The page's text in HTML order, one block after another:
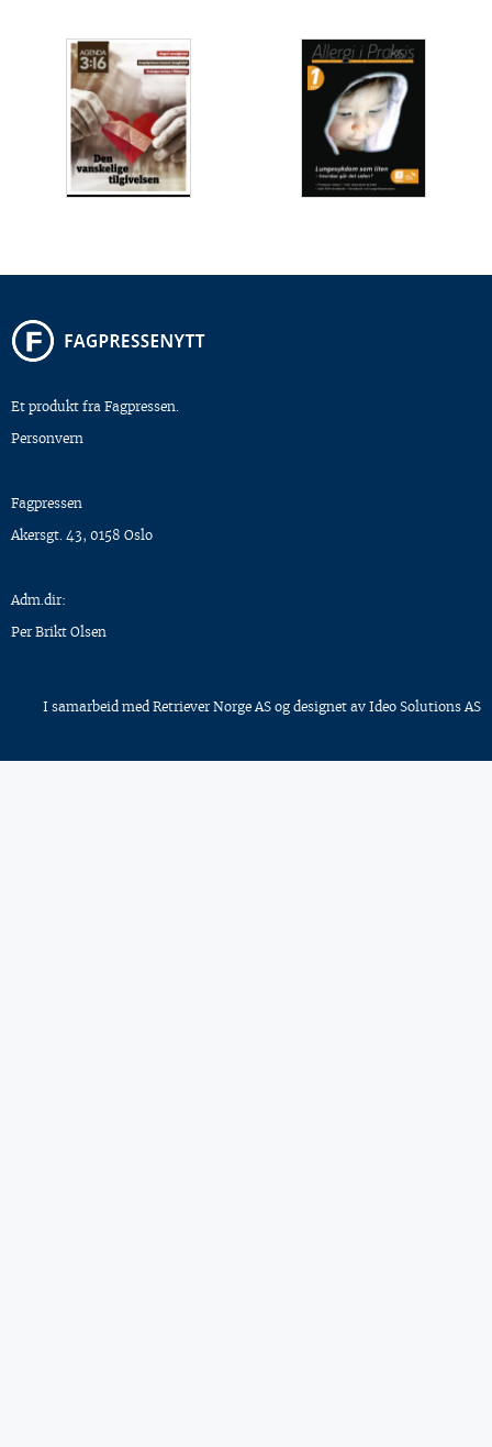
Et produkt fra Fagpressen.
Personvern
Fagpressen
Akersgt. 43, 0158 Oslo
Adm.dir:
Per Brikt Olsen
I samarbeid med Retriever Norge AS og designet av Ideo Solutions AS